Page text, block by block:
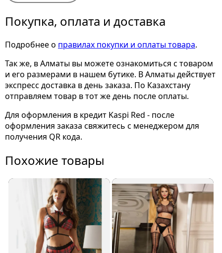
Покупка, оплата и доставка
Подробнее о правилах покупки и оплаты товара.
Так же, в Алматы вы можете ознакомиться с товаром
и его размерами в нашем бутике. В Алматы действует
экспресс доставка в день заказа. По Казахстану
отправляем товар в тот же день после оплаты.
Для оформления в кредит Kaspi Red - после
оформления заказа свяжитесь с менеджером для
получения QR кода.
Похожие товары